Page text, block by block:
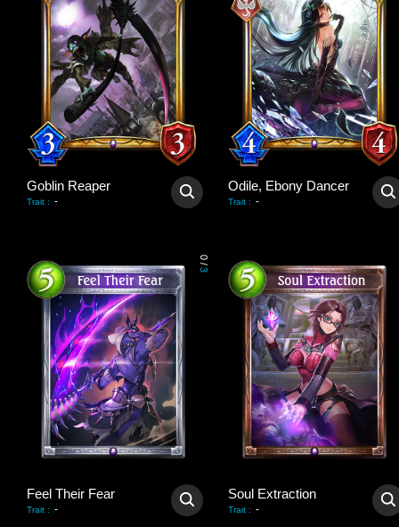
Goblin Reaper
Trait : -
Odile, Ebony Dancer
Trait : -
0
/
3
Feel Their Fear
Trait : -
Soul Extraction
Trait : -